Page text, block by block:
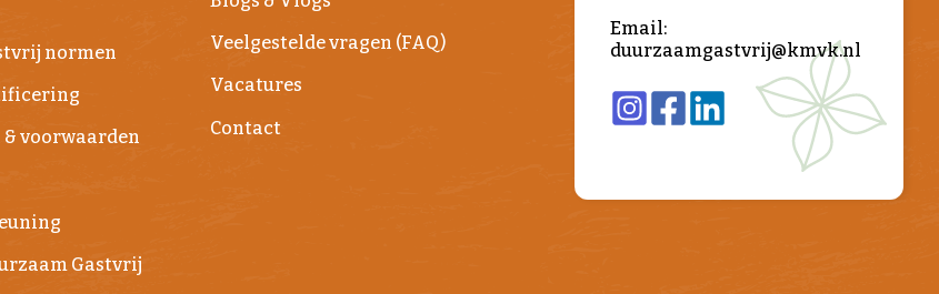
normen
voorwaarden
Gastvrij
Veelgestelde vragen (FAQ)
Vacatures
Contact
Email:
duurzaamgastvrij@kmvk.nl